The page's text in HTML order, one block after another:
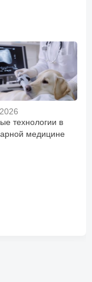
технологии в
медицине